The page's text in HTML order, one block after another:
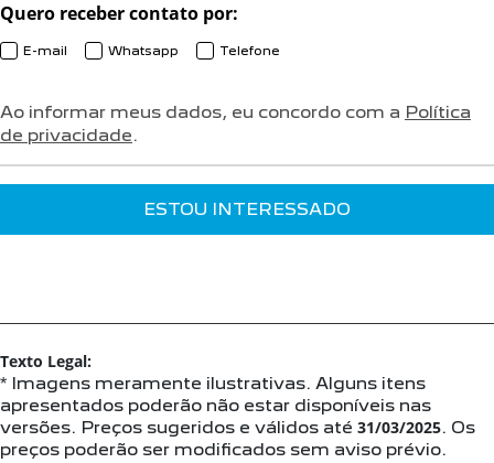
Quero receber contato por:
E-mail Whatsapp Telefone
Ao informar meus dados, eu concordo com a Política
de privacidade.
ESTOU INTERESSADO
Texto Legal:
* Imagens meramente ilustrativas. Alguns itens
apresentados poderão não estar disponíveis nas
versões. Preços sugeridos e válidos até 31/03/2025. Os
preços poderão ser modificados sem aviso prévio.